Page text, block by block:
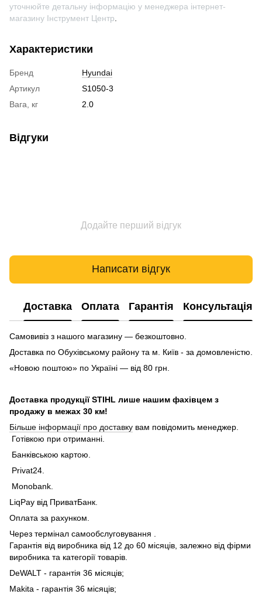
уточнюйте детальну інформацію у менеджера інтернет-
магазину Інструмент Центр
Характеристики
Бренд
Hyundai
Артикул
S1050-3
Вага, кг
2.0
Відгуки
Додайте перший відгук
Написати відгук
Доставка Оплата Гарантія Консультація
Самовивіз з нашого магазину — безкоштовно.
Доставка по Обухівському району та м. Київ - за домовленістю.
«Новою поштою» по Україні — від 80 грн.
Доставка продукції STIHL лише нашим фахівцем з
продажу в межах 30 км!
Більше інформації про доставку вам повідомить менеджер.
Готівкою при отриманні.
Банківською картою.
Privat24.
Monobank.
LiqPay від ПриватБанк.
Оплата за рахунком.
Через термінал самообслуговування .
Гарантія від виробника від 12 до 60 місяців, залежно від фірми
виробника та категорії товарів.
DeWALT - гарантія 36 місяців;
Makita - гарантія 36 місяців;